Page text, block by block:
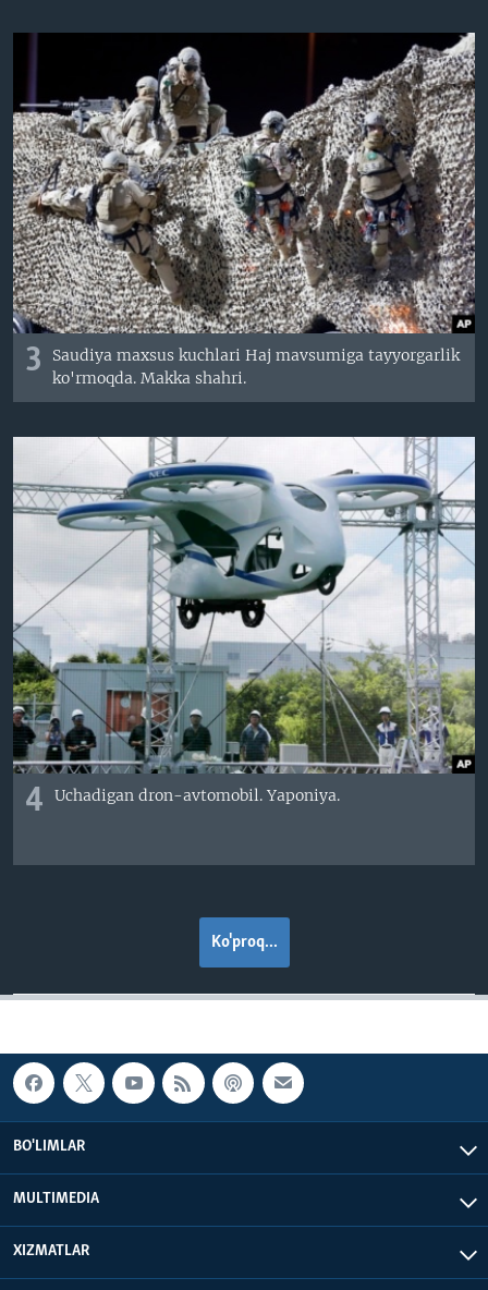
3
Saudiya maxsus kuchlari Haj mavsumiga tayyorgarlik
ko'rmoqda. Makka shahri.
4 Uchadigan dron-avtomobil. Yaponiya.
Ko'proq...
BO'LIMLAR
MULTIMEDIA
XIZMATLAR